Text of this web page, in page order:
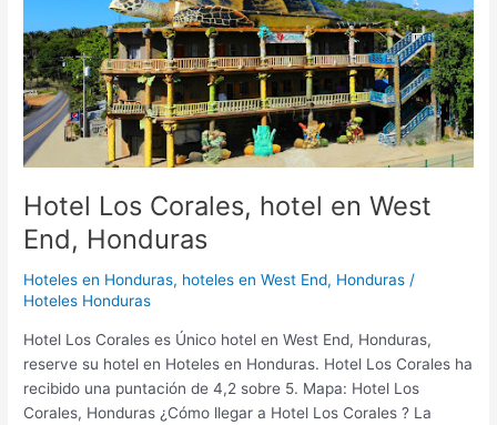
Hotel Los Corales, hotel en West
End, Honduras
Hoteles en Honduras, hoteles en West End, Honduras /
Hoteles Honduras
Hotel Los Corales es Único hotel en West End, Honduras,
reserve su hotel en Hoteles en Honduras. Hotel Los Corales ha
recibido una puntación de 4,2 sobre 5. Mapa: Hotel Los
Corales, Honduras ¿Cómo llegar a Hotel Los Corales ? La
en
West
End,
Honduras